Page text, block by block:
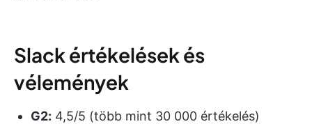
Slack értékelések és
vélemények
G2: 4,5/5 (több mint 30 000 értékelés)